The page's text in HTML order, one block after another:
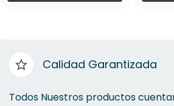
Calidad Garantizada
Todos Nuestros productos